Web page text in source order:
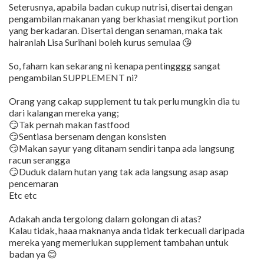
Seterusnya, apabila badan cukup nutrisi, disertai dengan
pengambilan makanan yang berkhasiat mengikut portion
yang berkadaran. Disertai dengan senaman, maka tak
hairanlah Lisa Surihani boleh kurus semulaa 😘
So, faham kan sekarang ni kenapa pentingggg sangat
pengambilan SUPPLEMENT ni?
Orang yang cakap supplement tu tak perlu mungkin dia tu
dari kalangan mereka yang;
😏Tak pernah makan fastfood
😏Sentiasa bersenam dengan konsisten
😏Makan sayur yang ditanam sendiri tanpa ada langsung
racun serangga
😏Duduk dalam hutan yang tak ada langsung asap asap
pencemaran
Etc etc
Adakah anda tergolong dalam golongan di atas?
Kalau tidak, haaa maknanya anda tidak terkecuali daripada
mereka yang memerlukan supplement tambahan untuk
badan ya 😊